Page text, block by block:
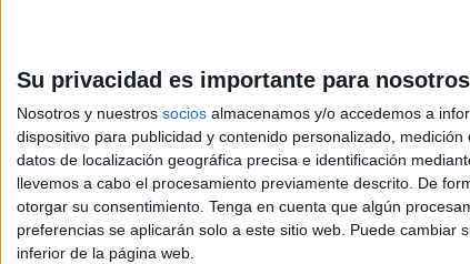
Su privacidad es importante para nosotros
Nosotros y nuestros socios almacenamos y/o accedemos a
dispositivo para publicidad y contenido personalizado,
datos de localización geográfica precisa e identificación
llevemos a cabo el procesamiento previamente descrito. De
otorgar su consentimiento. Tenga en cuenta que algún
preferencias se aplicarán solo a este sitio web. Puede
inferior de la página web.
Phone:+34 91 593 2767
Email: info@forofp.es